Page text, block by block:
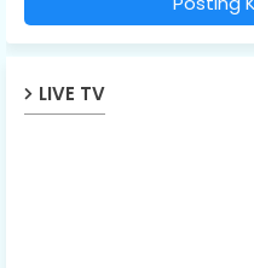
LIVE TV